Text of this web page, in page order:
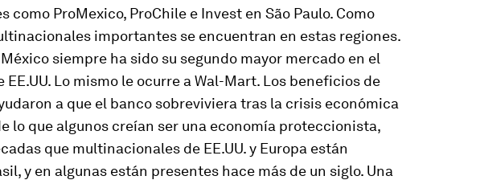
como ProMexico, ProChile e Invest en São Paulo. Como
importantes se encuentran en estas regiones.
siempre ha sido su segundo mayor mercado en el
EE.UU. Lo mismo le ocurre a Wal-Mart. Los beneficios de
a que el banco sobreviviera tras la crisis económica
lo que algunos creían ser una economía proteccionista,
que multinacionales de EE.UU. y Europa están
y en algunas están presentes hace más de un siglo. Una